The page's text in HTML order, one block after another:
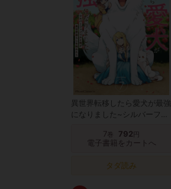
異世界転移したら愛犬が最強
になりました~シルバーフェ
始めたら~ THE COMIC
7 巻 792 円
電子書籍をカートへ
タダ読み